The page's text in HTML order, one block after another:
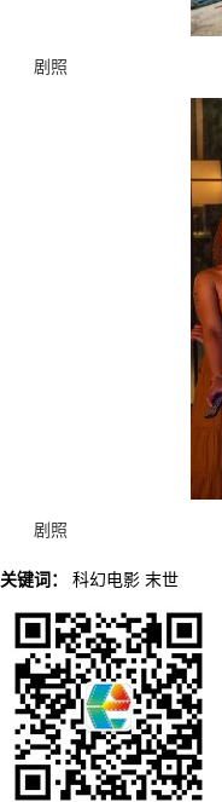
剧照
剧照
关键词： 科幻电影 末世